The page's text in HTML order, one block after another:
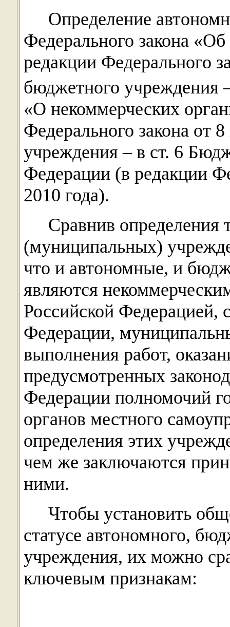
Определение
Федерального закона
редакции Федерального
бюджетного учреждения
«О некоммерческих
Федерального закона от
учреждения – в ст. 6
Федерации (в редакции
2010 года).
Сравнив определения
(муниципальных)
что и автономные, и
являются
Российской Федерацией,
Федерации,
выполнения работ,
предусмотренных
Федерации полномочий
органов местного
определения этих
чем же заключаются
ними.
Чтобы установить
статусе автономного,
учреждения, их можно
ключевым признакам: